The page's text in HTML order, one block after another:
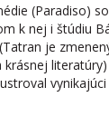
(Paradiso)
k nej i štúdiu
je